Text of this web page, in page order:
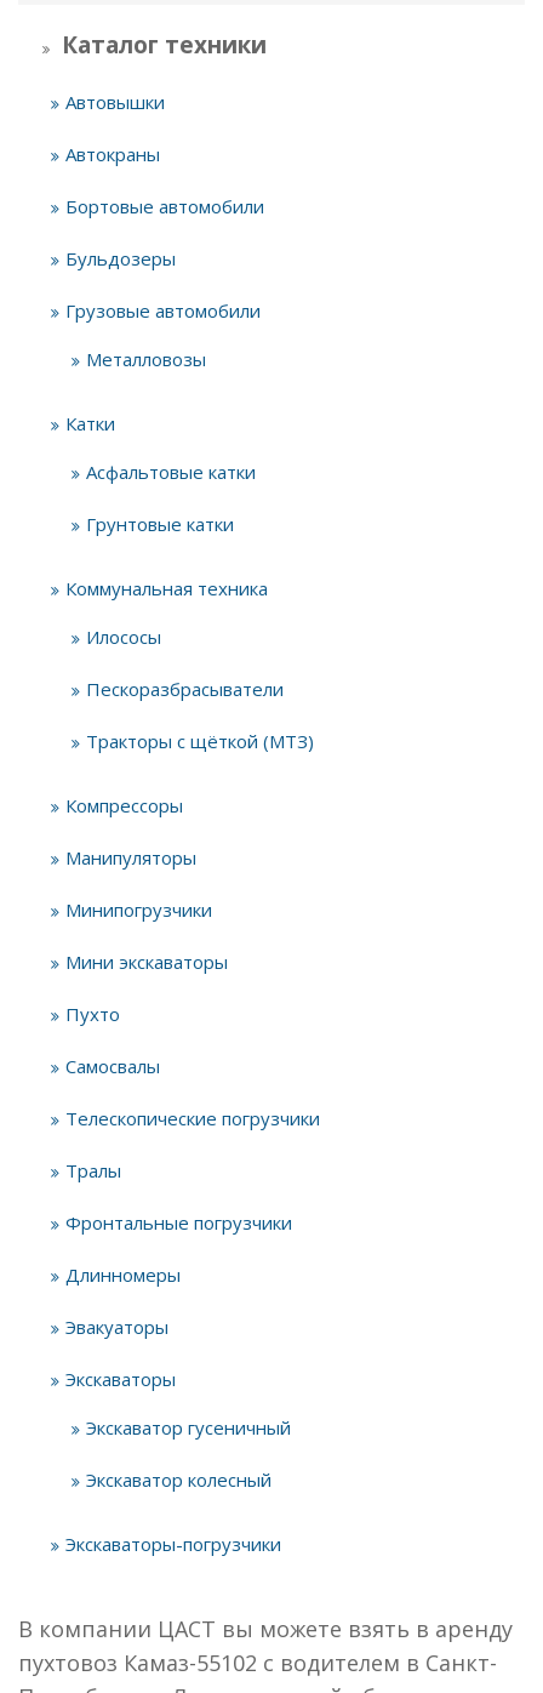
Каталог техники
Автовышки
Автокраны
Бортовые автомобили
Бульдозеры
Грузовые автомобили
Металловозы
Катки
Асфальтовые катки
Грунтовые катки
Коммунальная техника
Илососы
Пескоразбрасыватели
Тракторы с щёткой (МТЗ)
Компрессоры
Манипуляторы
Минипогрузчики
Мини экскаваторы
Пухто
Самосвалы
Телескопические погрузчики
Тралы
Фронтальные погрузчики
Длинномеры
Эвакуаторы
Экскаваторы
Экскаватор гусеничный
Экскаватор колесный
Экскаваторы-погрузчики
В компании ЦАСТ вы можете взять в аренду
пухтовоз Камаз-55102 с водителем в Санкт-